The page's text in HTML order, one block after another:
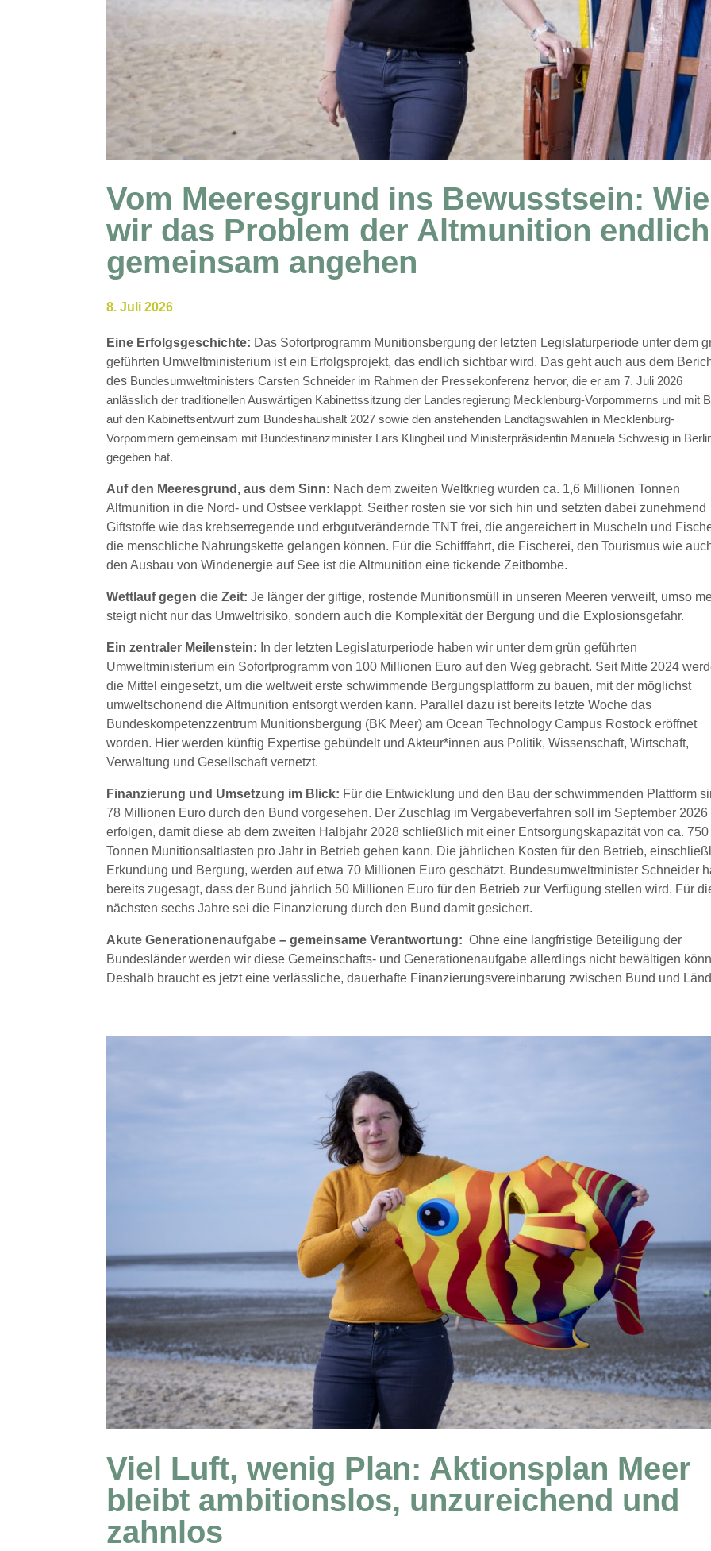
Vom Meeresgrund ins Bewusstsein: Wie
wir das Problem der Altmunition endlich
gemeinsam angehen
8. Juli 2026
Eine Erfolgsgeschichte: Das Sofortprogramm Munitionsbergung der letzten Legislaturperiode unter dem
geführten Umweltministerium ist ein Erfolgsprojekt, das endlich sichtbar wird. Das geht auch aus dem
des Bundesumweltministers Carsten Schneider im Rahmen der Pressekonferenz hervor, die er am 7. Juli 2026
anlässlich der traditionellen Auswärtigen Kabinettssitzung der Landesregierung Mecklenburg-Vorpommerns und mit
auf den Kabinettsentwurf zum Bundeshaushalt 2027 sowie den anstehenden Landtagswahlen in Mecklenburg-
Vorpommern gemeinsam mit Bundesfinanzminister Lars Klingbeil und Ministerpräsidentin Manuela Schwesig in
gegeben hat.
Auf den Meeresgrund, aus dem Sinn: Nach dem zweiten Weltkrieg wurden ca. 1,6 Millionen Tonnen
Altmunition in die Nord- und Ostsee verklappt. Seither rosten sie vor sich hin und setzten dabei zunehmend
Giftstoffe wie das krebserregende und erbgutverändernde TNT frei, die angereichert in Muscheln und
die menschliche Nahrungskette gelangen können. Für die Schifffahrt, die Fischerei, den Tourismus wie
den Ausbau von Windenergie auf See ist die Altmunition eine tickende Zeitbombe.
Wettlauf gegen die Zeit: Je länger der giftige, rostende Munitionsmüll in unseren Meeren verweilt, umso
steigt nicht nur das Umweltrisiko, sondern auch die Komplexität der Bergung und die Explosionsgefahr.
Ein zentraler Meilenstein: In der letzten Legislaturperiode haben wir unter dem grün geführten
Umweltministerium ein Sofortprogramm von 100 Millionen Euro auf den Weg gebracht. Seit Mitte 2024
die Mittel eingesetzt, um die weltweit erste schwimmende Bergungsplattform zu bauen, mit der möglichst
umweltschonend die Altmunition entsorgt werden kann. Parallel dazu ist bereits letzte Woche das
Bundeskompetenzzentrum Munitionsbergung (BK Meer) am Ocean Technology Campus Rostock eröffnet
worden. Hier werden künftig Expertise gebündelt und Akteur*innen aus Politik, Wissenschaft, Wirtschaft,
Verwaltung und Gesellschaft vernetzt.
Finanzierung und Umsetzung im Blick: Für die Entwicklung und den Bau der schwimmenden Plattform
78 Millionen Euro durch den Bund vorgesehen. Der Zuschlag im Vergabeverfahren soll im September 2026
erfolgen, damit diese ab dem zweiten Halbjahr 2028 schließlich mit einer Entsorgungskapazität von ca. 750
Tonnen Munitionsaltlasten pro Jahr in Betrieb gehen kann. Die jährlichen Kosten für den Betrieb,
Erkundung und Bergung, werden auf etwa 70 Millionen Euro geschätzt. Bundesumweltminister Schneider
bereits zugesagt, dass der Bund jährlich 50 Millionen Euro für den Betrieb zur Verfügung stellen wird. Für
nächsten sechs Jahre sei die Finanzierung durch den Bund damit gesichert.
Akute Generationenaufgabe – gemeinsame Verantwortung: Ohne eine langfristige Beteiligung der
Bundesländer werden wir diese Gemeinschafts- und Generationenaufgabe allerdings nicht bewältigen
Deshalb braucht es jetzt eine verlässliche, dauerhafte Finanzierungsvereinbarung zwischen Bund und
Viel Luft, wenig Plan: Aktionsplan Meer
bleibt ambitionslos, unzureichend und
zahnlos